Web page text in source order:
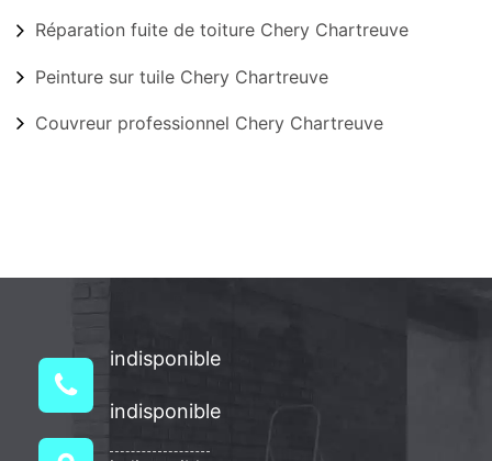
Réparation fuite de toiture Chery Chartreuve
Peinture sur tuile Chery Chartreuve
Couvreur professionnel Chery Chartreuve
indisponible
indisponible